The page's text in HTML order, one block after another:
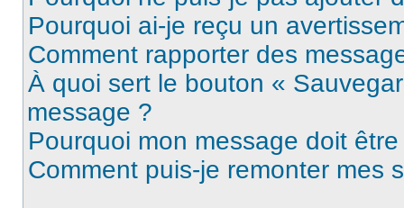
Pourquoi ai-je reçu un
Comment rapporter des
À quoi sert le bouton «
message ?
Pourquoi mon message doit
Comment puis-je remonter mes